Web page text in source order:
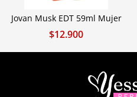
Jovan Musk EDT 59ml Mujer
$12.900